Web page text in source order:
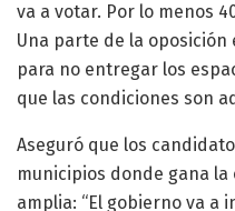
va a votar. Por lo menos
Una parte de la
para no entregar los
que las condiciones son
Aseguró que los
municipios donde gana
amplia: “El gobierno va a